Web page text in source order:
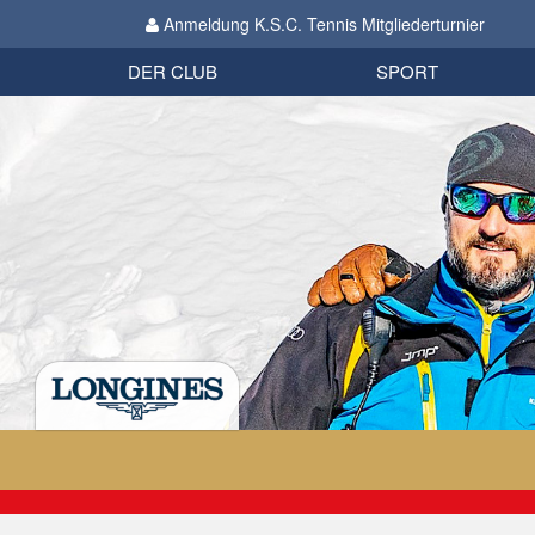
Anmeldung K.S.C. Tennis Mitgliederturnier
DER CLUB
Organisation
SPORT
Biathlon
Datenschutzverordnung 2018
Impressum